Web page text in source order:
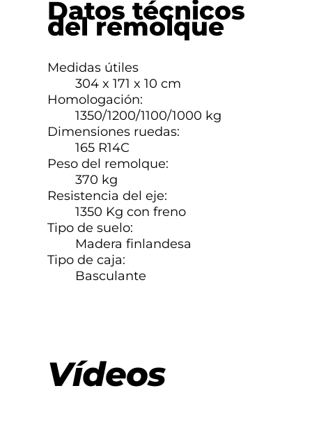
Datos técnicos
del remolque
Medidas útiles
304 x 171 x 10 cm
Homologación:
1350/1200/1100/1000 kg
Dimensiones ruedas:
165 R14C
Peso del remolque:
370 kg
Resistencia del eje:
1350 Kg con freno
Tipo de suelo:
Madera finlandesa
Tipo de caja:
Basculante
Vídeos